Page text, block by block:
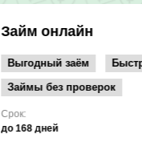
Займ онлайн
Выгодный заём
Займы без проверок
Срок:
до 168 дней